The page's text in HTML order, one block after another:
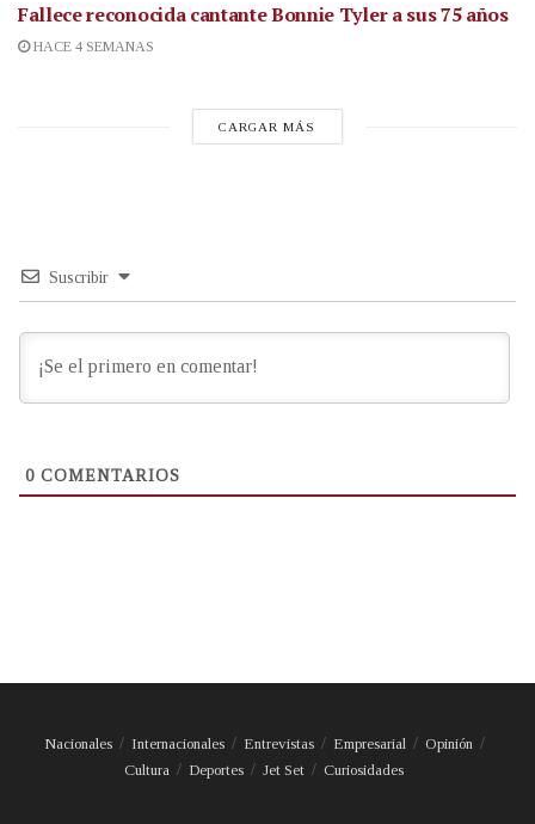
Fallece reconocida cantanteBonnie Tyler a sus 75 años
HACE 4 SEMANAS
CARGAR MÁS
Suscribir
0 COMENTARIOS
Nacionales Internacionales Entrevistas Empresarial
Opinión
Cultura
Deportes Jet Set Curiosidades